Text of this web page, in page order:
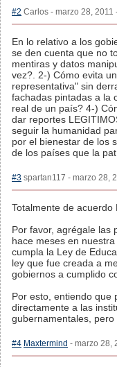
#2 Carlos - marzo 28, 2011
En lo relativo a los
se den cuenta que no
mentiras y datos
vez?. 2-) Cómo evita
representativa" sin
fachadas pintadas a la
real de un país? 4-)
dar reportes
seguir la humanidad
por el bienestar de los
de los países que la
#3 spartan117 - marzo 28,
Totalmente de acuerdo
Por favor, agrégale las
hace meses en
cumpla la Ley de
ley que fue creada a
gobiernos a cumplido
Por esto, entiendo que
directamente a las
gubernamentales,
#4 Maxtermind - marzo 28,